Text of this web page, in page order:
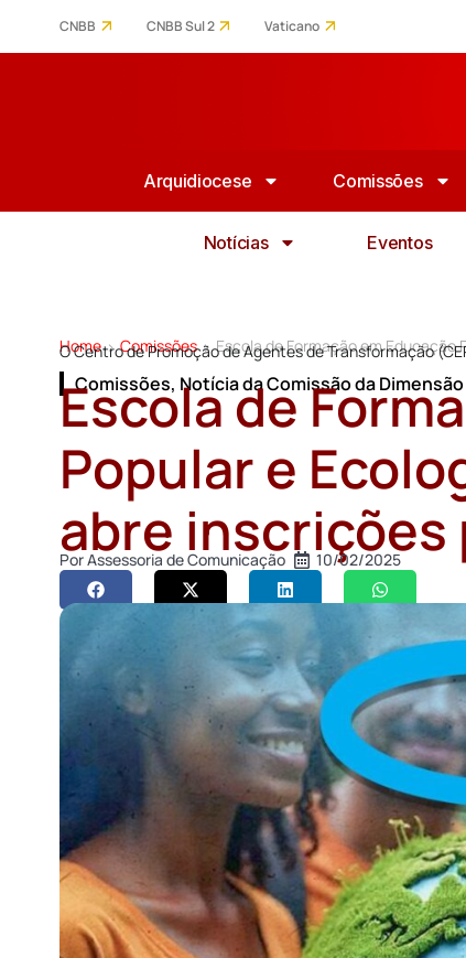
CNBB CNBB Sul 2 Vaticano
Arquidiocese Comissões
Notícias Eventos
Home > Comissões > Escola de Formação em Educação
O Centro de Promoção de Agentes de Transformação
Comissões, Notícia da Comissão da
Escola de
Popular e
abre inscrições
PorAssessoria de Comunicação 10/02/2025